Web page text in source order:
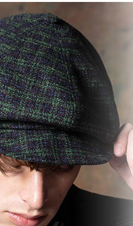
SOFTMACHINE 2026
秋冬 先行予約